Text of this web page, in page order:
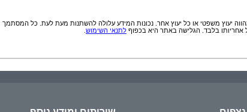
יעוץ משפטי או כל יעוץ אחר. נכונות המידע עלולה להשתנות מעת לעת. כל המסתמך
בלבד. הגלישה באתר היא בכפוף לתנאי השימוש